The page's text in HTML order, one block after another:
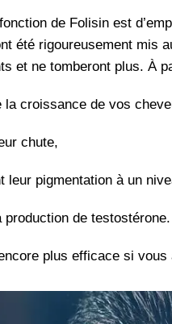
de Folisin est
été rigoureusement mis
et ne tomberont plus. À
la croissance de vos
chute,
leur pigmentation à un
production de testostérone.
plus efficace si